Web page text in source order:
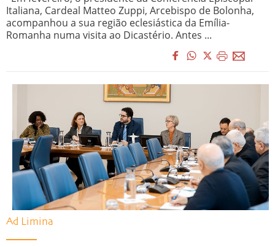
Italiana, Cardeal Matteo Zuppi, Arcebispo de Bolonha,
acompanhou a sua região eclesiástica da Emília-
Romanha numa visita ao Dicastério. Antes ...
Ad Limina